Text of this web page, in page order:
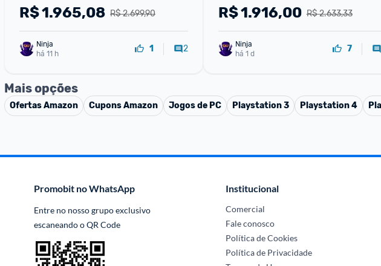
de Assinatura Nintendo Switch
Online
R$ 2.699,90
R$1.965,08
há 11 h
1 2
com Super Mario Bros Wonder e 3
Meses de Nintendo Switch O
R$ 2.633,33
R$1.916,00
há 1 d
7
Mais opções
OfertasAmazon CuponsAmazon Jogos de PC Playstation 3 Playstation 4
Promobit no WhatsApp
Entre no nosso grupo exclusivo
escaneando o QR Code
Institucional
Comercial
Fale conosco
Política de Cookies
Política de Privacidade